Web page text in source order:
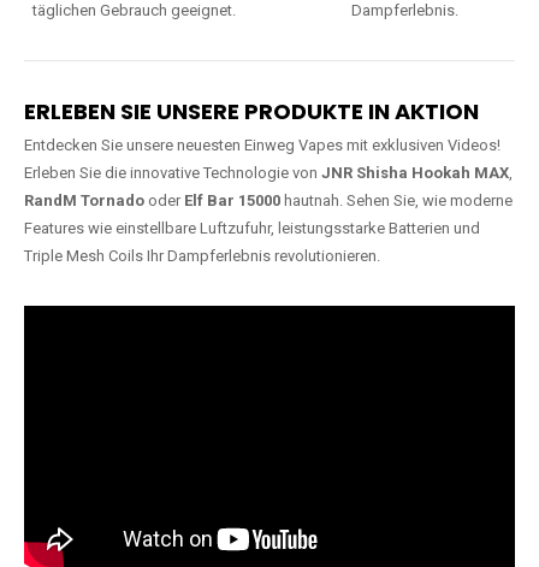
täglichen Gebrauch geeignet.
Dampferlebnis.
ERLEBEN SIE UNSERE PRODUKTE IN AKTION
Entdecken Sie unsere neuesten Einweg Vapes mit exklusiven Videos!
Erleben Sie die innovative Technologie von JNR Shisha Hookah MAX,
RandM Tornado oder Elf Bar 15000 hautnah. Sehen Sie, wie moderne
Features wie einstellbare Luftzufuhr, leistungsstarke Batterien und
Triple Mesh Coils Ihr Dampferlebnis revolutionieren.